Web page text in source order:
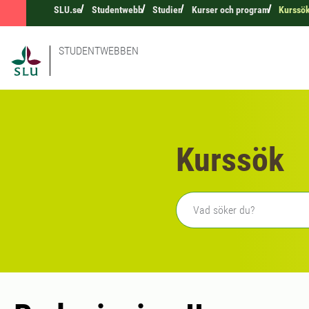
SLU.se Studentwebb Studier Kurser och program
STUDENTWEBBEN
Kurssök
Fritext sökning